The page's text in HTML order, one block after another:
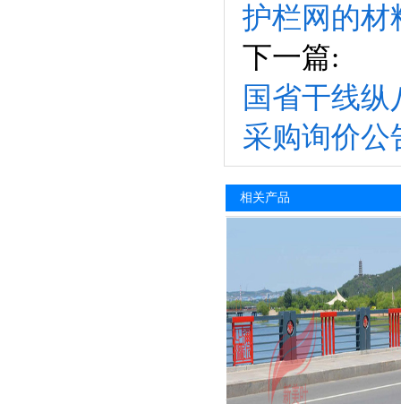
护栏网的材
下一篇:
国省干线
采购询价公
相关产品